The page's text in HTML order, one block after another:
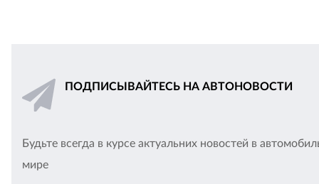
ПОДПИСЫВАЙТЕСЬ НА АВТОНОВОСТИ
Будьте всегда в курсе актуальних новостей в
мире